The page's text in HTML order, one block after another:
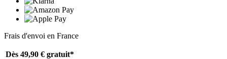
Frais d'envoi en France
Dès 49,90 € gratuit*